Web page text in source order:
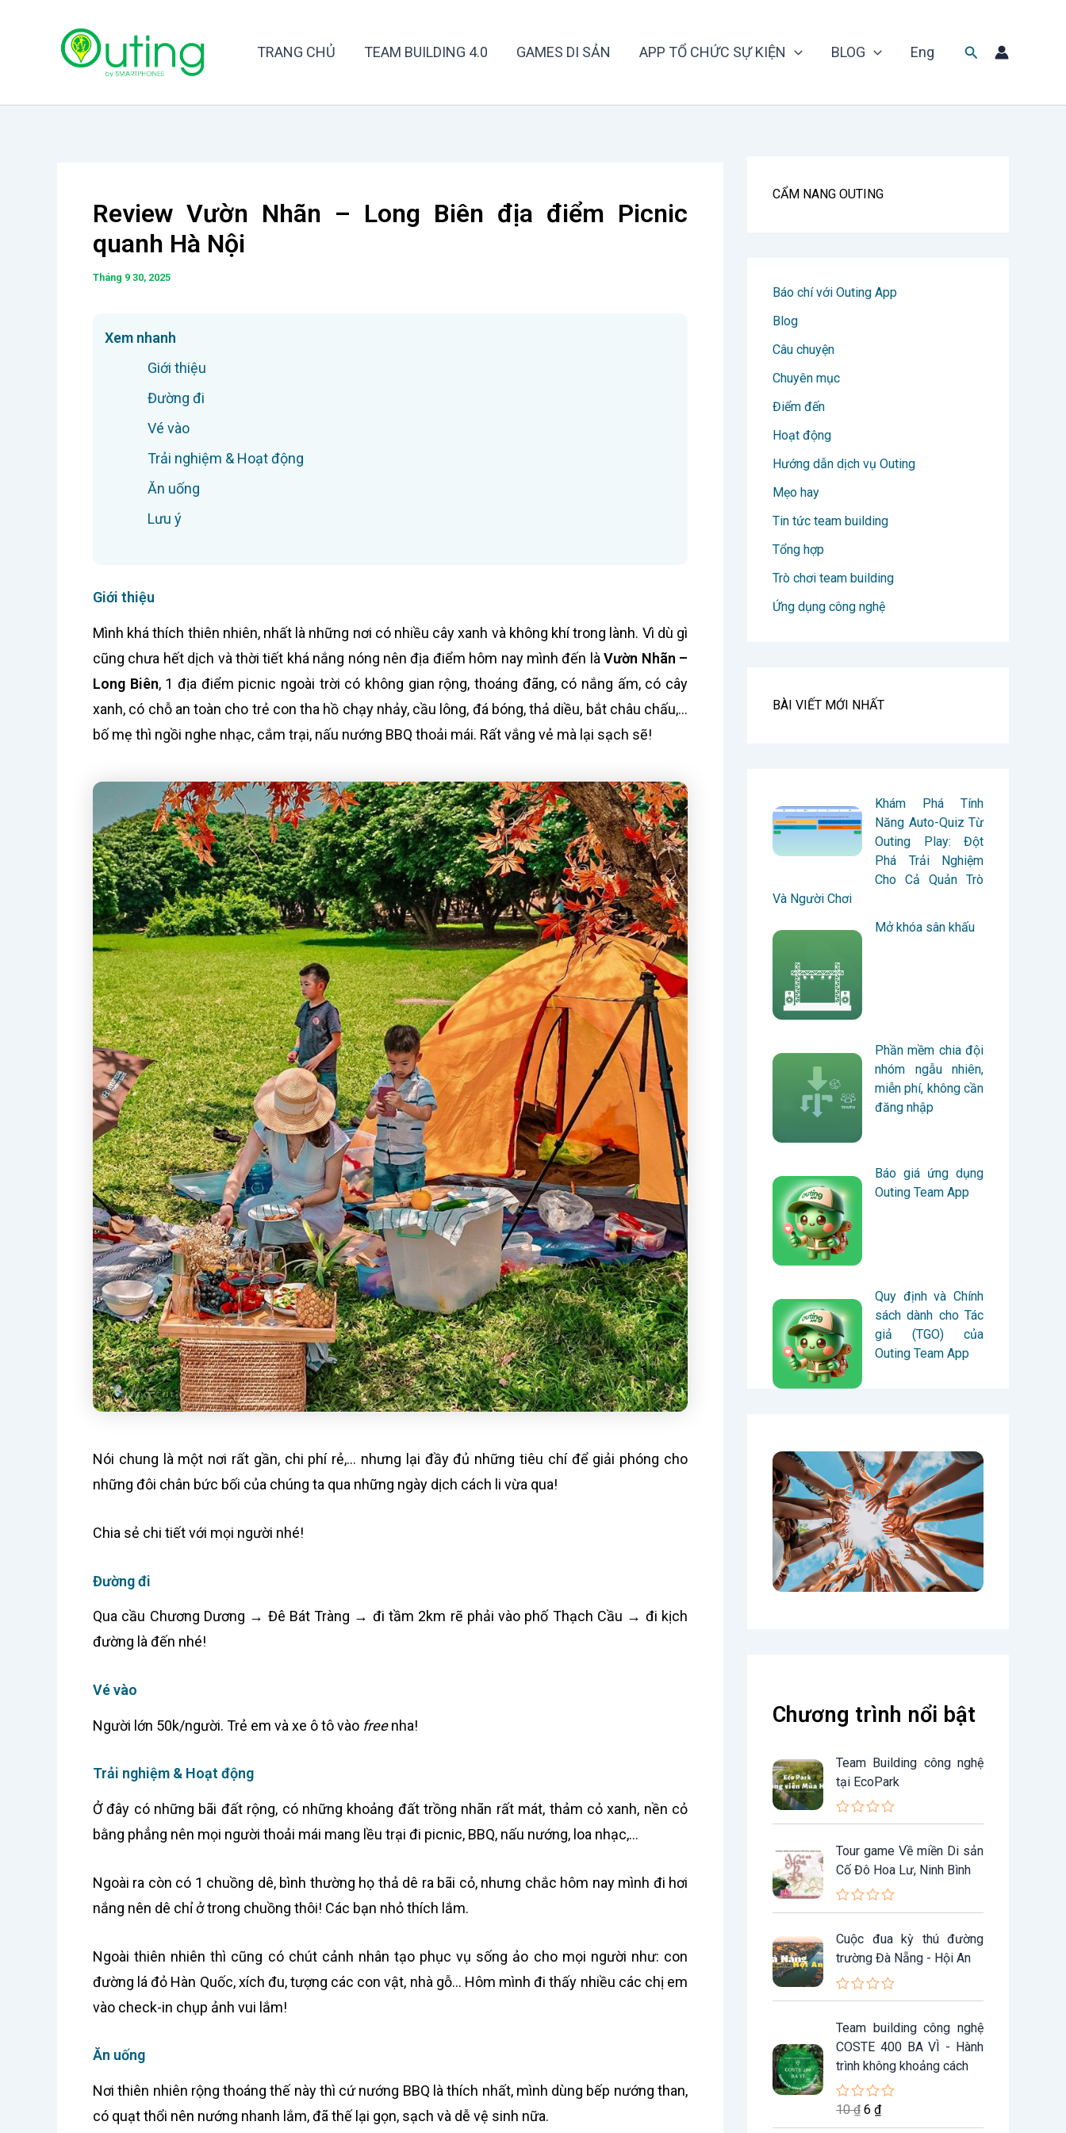
TRANG CHỦ TEAM BUILDING 4.0 GAMES DI SẢN APP TỔ CHỨC SỰ KIỆN BLOG Eng
Tìm
Review Vườn Nhãn – Long Biên địa điểm Picnic
quanh Hà Nội
Tháng 9 30, 2025
Xem nhanh
Giới thiệu
Đường đi
Vé vào
Trải nghiệm & Hoạt động
Ăn uống
Lưu ý
Giới thiệu
Mình khá thích thiên nhiên, nhất là những nơi có nhiều cây xanh và không khí trong lành. Vì dù gì
cũng chưa hết dịch và thời tiết khá nắng nóng nên địa điểm hôm nay mình đến làVườn Nhãn –
Long Biên, 1 địa điểm picnic ngoài trời có không gian rộng, thoáng đãng, có nắng ấm, có cây
xanh, có chỗ an toàn cho trẻ con tha hồ chạy nhảy, cầu lông, đá bóng, thả diều, bắt châu chấu,…
bố mẹ thì ngồi nghe nhạc, cắm trại, nấu nướng BBQ thoải mái. Rất vắng vẻ mà lại sạch sẽ!
Nói chung là một nơi rất gần, chi phí rẻ,… nhưng lại đầy đủ những tiêu chí để giải phóng cho
những đôi chân bức bối của chúng ta qua những ngày dịch cách li vừa qua!
Chia sẻ chi tiết với mọi người nhé!
Đường đi
Qua cầu Chương Dương → Đê Bát Tràng → đi tầm 2km rẽ phải vào phố Thạch Cầu → đi kịch
đường là đến nhé!
Vé vào
Người lớn 50k/người. Trẻ em và xe ô tô vào freenha!
Trải nghiệm & Hoạt động
Ở đây có những bãi đất rộng, có những khoảng đất trồng nhãn rất mát, thảm cỏ xanh, nền cỏ
bằng phẳng nên mọi người thoải mái mang lều trại đi picnic, BBQ, nấu nướng, loa nhạc,…
Ngoài ra còn có 1 chuồng dê, bình thường họ thả dê ra bãi cỏ, nhưng chắc hôm nay mình đi hơi
nắng nên dê chỉ ở trong chuồng thôi! Các bạn nhỏ thích lắm.
Ngoài thiên nhiên thì cũng có chút cảnh nhân tạo phục vụ sống ảo cho mọi người như: con
đường lá đỏ Hàn Quốc, xích đu, tượng các con vật, nhà gỗ… Hôm mình đi thấy nhiều các chị em
vào check-in chụp ảnh vui lắm!
Ăn uống
Nơi thiên nhiên rộng thoáng thế này thì cứ nướng BBQ là thích nhất, mình dùng bếp nướng than,
có quạt thổi nên nướng nhanh lắm, đã thế lại gọn, sạch và dễ vệ sinh nữa.
CẨM NANG OUTING
Báo chí với Outing App
Blog
Câu chuyện
Chuyên mục
Điểm đến
Hoạt động
Hướng dẫn dịch vụ Outing
Mẹo hay
Tin tức team building
Tổng hợp
Trò chơi team building
Ứng dụng công nghệ
BÀI VIẾT MỚI NHẤT
Khám Phá Tính
Năng Auto-Quiz Từ
Outing Play: Đột
Phá Trải Nghiệm
Cho Cả Quản Trò
Và Người Chơi
Mở khóa sân khấu
Phần mềm chia đội
nhóm ngẫu nhiên,
miễn phí, không cần
đăng nhập
Báo giá ứng dụng
Outing Team App
Quy định và Chính
sách dành cho Tác
giả (TGO) của
Outing Team App
Chương trình nổi bật
Team Building công nghệ
tại EcoPark
Đ
ợ
c
x
ế
p
h
n
g
0
5
s
a
Tour game Về miền Di sản
Cố Đô Hoa Lư, Ninh Bình
Đ
ợ
c
x
ế
p
h
n
g
0
5
a
o
Cuộc đua kỳ thú đường
trường Đà Nẵng - Hội An
Đ
ợ
c
x
ế
h
ạ
n
g
Team building công nghệ
COSTE 400 BA VÌ - Hành
trình không khoảng cách
Đ
10₫
i
á
ố
c
6 ₫
G
i
ệ